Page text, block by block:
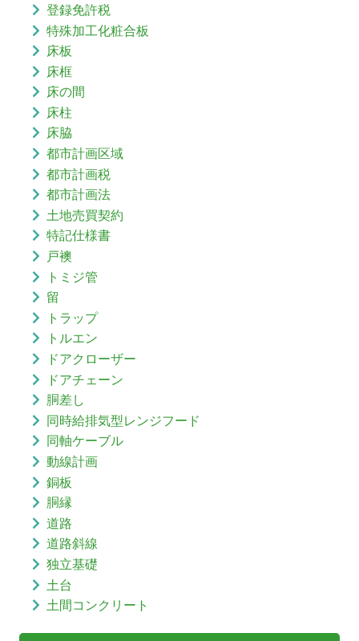
登録免許税
特殊加工化粧合板
床板
床框
床の間
床柱
床脇
都市計画区域
都市計画税
都市計画法
土地売買契約
特記仕様書
戸襖
トミジ管
留
トラップ
トルエン
ドアクローザー
ドアチェーン
胴差し
同時給排気型レンジフード
同軸ケーブル
動線計画
銅板
胴縁
道路
道路斜線
独立基礎
土台
土間コンクリート